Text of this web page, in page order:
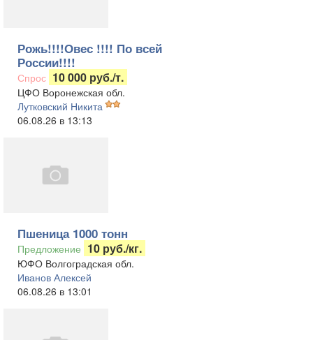
Рожь!!!!Овес !!!! По всей
России!!!!
Спрос 10 000 руб./т.
ЦФО Воронежская обл.
Лутковский Никита
06.08.26 в 13:13
Пшеница 1000 тонн
Предложение 10 руб./кг.
ЮФО Волгоградская обл.
Иванов Алексей
06.08.26 в 13:01